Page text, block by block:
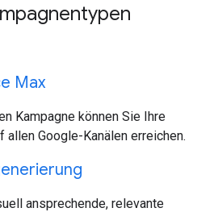
Max
Kampagne können Sie Ihre
allen Google-Kanälen erreichen.
ansprechende, relevante